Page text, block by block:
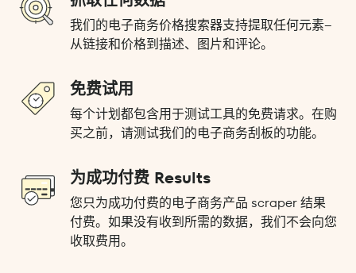
我们的电子商务价格搜索器支持提取任何元素--
从链接和价格到描述、图片和评论。
免费试用
每个计划都包含用于测试工具的免费请求。在购
买之前，请测试我们的电子商务刮板的功能。
为成功付费 Results
您只为成功付费的电子商务产品 scraper 结果
付费。如果没有收到所需的数据，我们不会向您
收取费用。